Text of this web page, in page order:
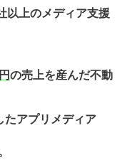
以上のメディア支援
の売上を産んだ不動
たアプリメディア